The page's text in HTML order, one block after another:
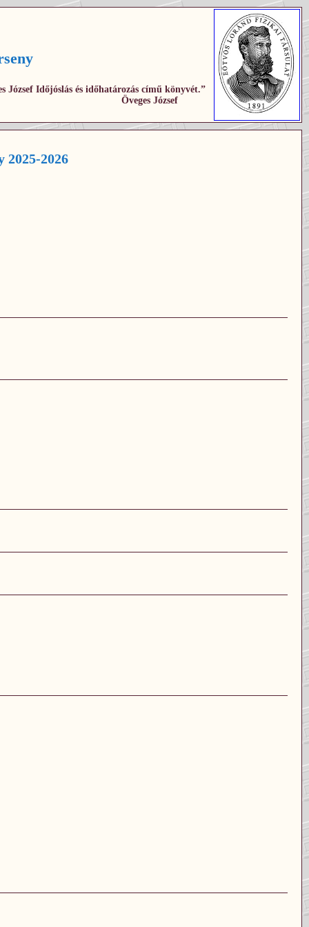
József Időjóslás és időhatározás című könyvét.”
Öveges József
2025-2026